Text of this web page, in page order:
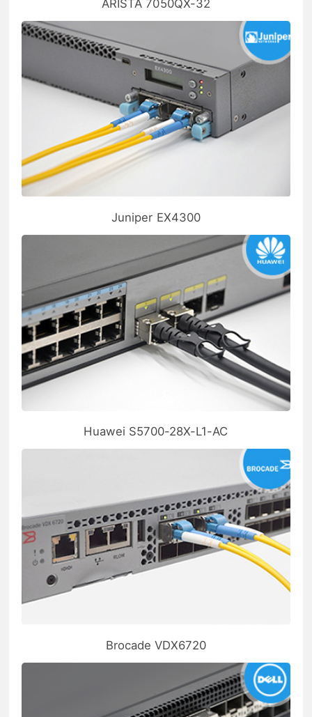
ARISTA 7050QX-32
Juniper EX4300
Huawei S5700-28X-L1-AC
Brocade VDX6720